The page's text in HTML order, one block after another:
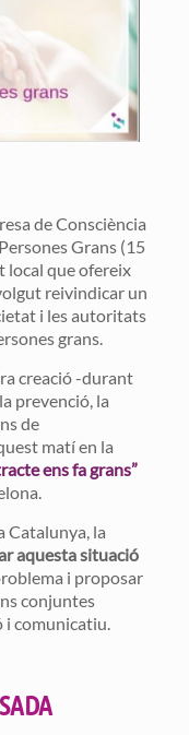
de Consciència
Grans (15
local que ofereix
reivindicar un
i les autoritats
grans.
creació -durant
prevenció, la
de
matí en la
ens fa grans”
Catalunya, la
aquesta situació
i proposar
conjuntes
comunicatiu.